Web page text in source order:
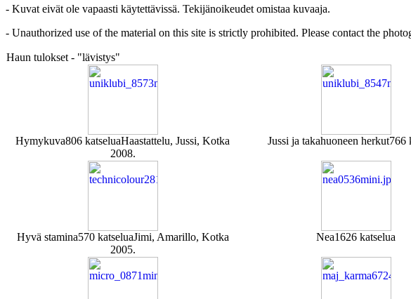
- Kuvat eivät ole vapaasti käytettävissä. Tekijänoikeudet omistaa kuvaaja.
- Unauthorized use of the material on this site is strictly prohibited. Please contact the
Haun tulokset - "lävistys"
Hymykuva806 katseluaHaastattelu, Jussi, Kotka
2008.
Jussi ja takahuoneen herkut766
Hyvä stamina570 katseluaJimi, Amarillo, Kotka
2005.
Nea1626 katselua